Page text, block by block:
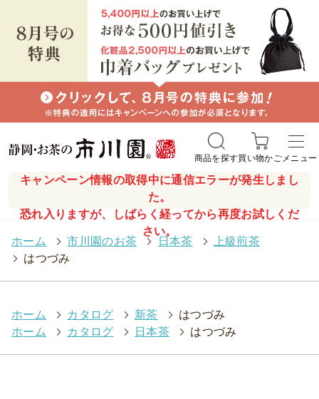
キャンペーン情報の取得中に通信エラーが発生しまし
た。
恐れ入りますが、しばらく経ってから再度お試しくだ
さい。
商品を探す買い物かごメニュー
ホーム > 市川園のお茶 > 日本茶 >
上級煎茶
> はつづみ
ホーム > カタログ > 新茶 > はつづみ
ホーム
> カタログ > 日本茶 > はつづみ